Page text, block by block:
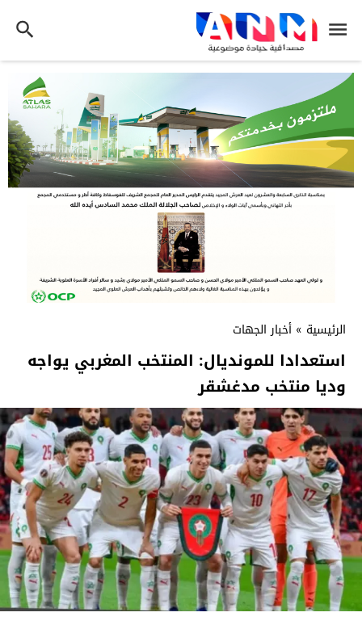
الرئيسية » أخبار الجهات
استعدادا للمونديال: المنتخب المغربي يواجه
وديا منتخب مدغشقر